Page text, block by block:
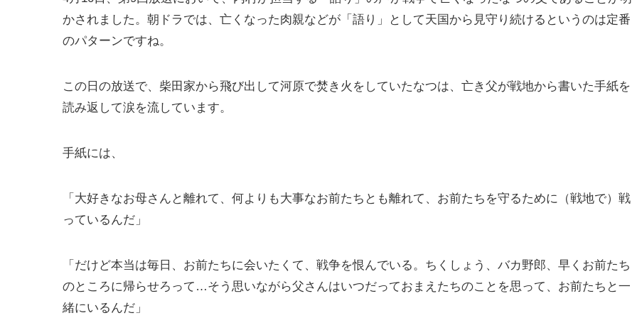
かされました。朝ドラでは、亡くなった肉親などが「語り」として天国から見守り続けるというのは定番
のパターンですね。
この日の放送で、柴田家から飛び出して河原で焚き火をしていたなつは、亡き父が戦地から書いた手紙を
読み返して涙を流しています。
手紙には、
「大好きなお母さんと離れて、何よりも大事なお前たちとも離れて、お前たちを守るために（戦地で）戦
っているんだ」
「だけど本当は毎日、お前たちに会いたくて、戦争を恨んでいる。ちくしょう、バカ野郎、早くお前たち
のところに帰らせろって…そう思いながら父さんはいつだっておまえたちのことを思って、お前たちと一
緒にいるんだ」